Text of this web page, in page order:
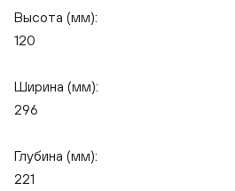
Высота (мм):
120
Ширина (мм):
296
Глубина (мм):
221